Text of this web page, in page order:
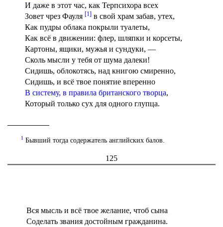
И даже в этот час, как Терпсихора всех
Зовет чрез Фауля [1] в свой храм забав, утех,
Как пудры облака покрыли туалеты,
Как всё в движении: флер, шляпки и корсеты,
Картоны, ящики, мужья и сундуки, —
Сколь мысли у тебя от шума далеки!
Сидишь, облокотясь, над книгою смиренно,
Сидишь, и всё твое понятие вперенно
В систему, в правила британского творца,
Который только сух для одного глупца.
1 Бывший тогда содержатель английских балов.
125
Вся мысль и всё твое желание, чтоб сына
Соделать звания достойным гражданина.